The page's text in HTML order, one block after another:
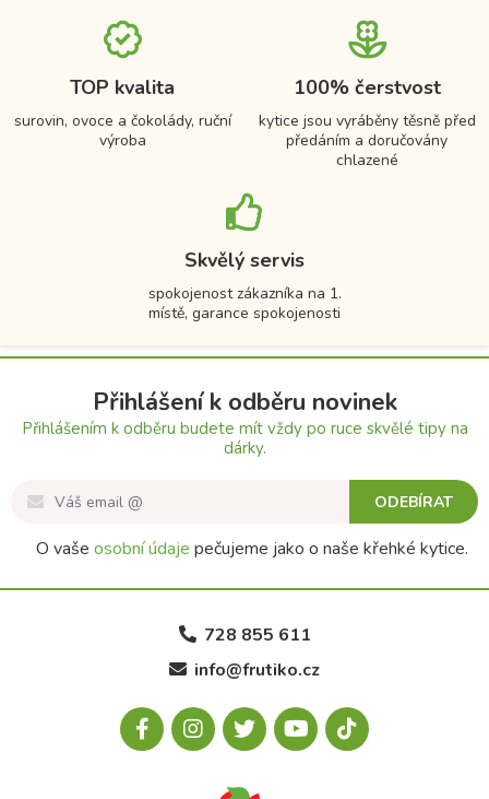
TOP kvalita
surovin, ovoce a čokolády, ruční
výroba
100% čerstvost
kytice jsou vyráběny těsně před
předáním a doručovány
chlazené
Skvělý servis
spokojenost zákazníka na 1.
místě, garance spokojenosti
Přihlášení k odběru novinek
Přihlášením k odběru budete mít vždy po ruce skvělé tipy na
dárky.
ODEBÍRAT
O vaše osobní údaje pečujeme jako o naše křehké kytice.
728 855 611
info@frutiko.cz